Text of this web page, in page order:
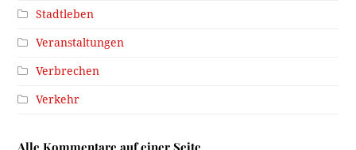
Stadtleben
Veranstaltungen
Verbrechen
Verkehr